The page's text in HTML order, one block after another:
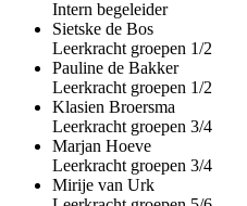
Intern begeleider
Sietske de Bos
Leerkracht groepen 1/2
Pauline de Bakker
Leerkracht groepen 1/2
Klasien Broersma
Leerkracht groepen 3/4
Marjan Hoeve
Leerkracht groepen 3/4
Mirije van Urk